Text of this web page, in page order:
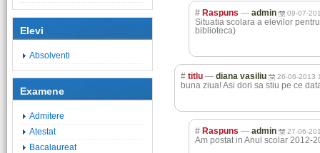
Elevi
Absolventi
Examene
Admitere
Atestat
Bacalaureat
# Raspuns — admin 09-07-
Situatia scolara a elevilor
biblioteca)
# titlu — diana vasiliu 26-06-2013
buna ziua! Asi dori sa stiu pe ce
# Raspuns — admin 27-06-
Am postat in Anul scolar 2012-